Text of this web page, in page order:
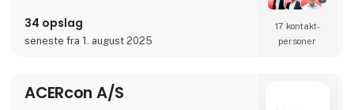
noteret på SIX Swiss Exchange (ABBN) og
Nasdaq Stockholm (ABB). www.abb.com
34 opslag
seneste fra 1. august 2025
17 kontakt­
personer
ACERcon A/S